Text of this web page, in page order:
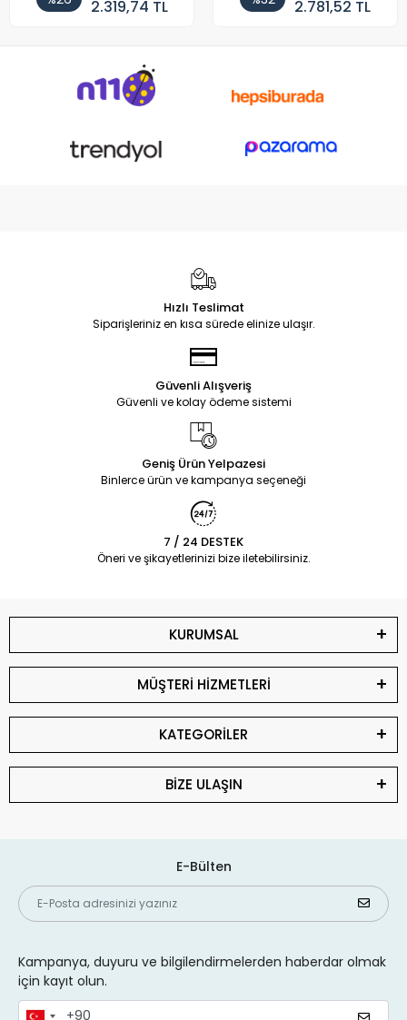
2.319,74 TL 2.781,52 TL
Hızlı Teslimat
Siparişleriniz en kısa sürede elinize ulaşır.
Güvenli Alışveriş
Güvenli ve kolay ödeme sistemi
Geniş Ürün Yelpazesi
Binlerce ürün ve kampanya seçeneği
7 / 24 DESTEK
Öneri ve şikayetlerinizi bize iletebilirsiniz.
KURUMSAL
MÜŞTERİ HİZMETLERİ
KATEGORİLER
BİZE ULAŞIN
E-Bülten
Kampanya, duyuru ve bilgilendirmelerden haberdar olmak
için kayıt olun.